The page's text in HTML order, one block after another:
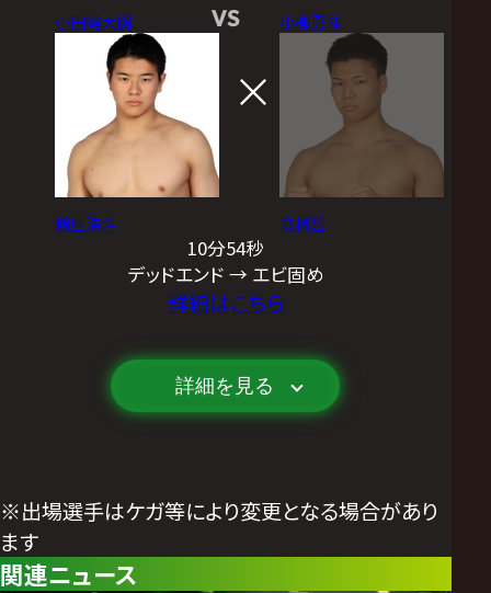
小田嶋大樹
鶴屋浩斗
VS 小柳勇斗
髙橋碧
10分54秒
デッドエンド → エビ固め
詳細はこちら
詳細を見る
※出場選手はケガ等により変更となる場合があり
ます
関連ニュース